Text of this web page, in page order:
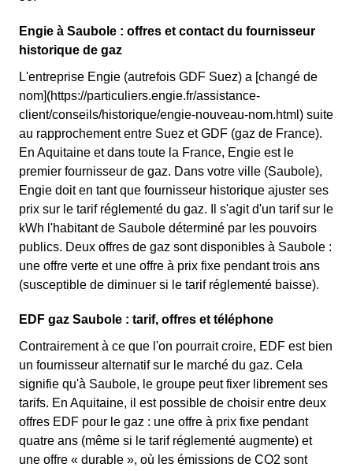
Engie à Saubole : offres et contact du fournisseur
historique de gaz
L'entreprise Engie (autrefois GDF Suez) a [changé de
nom](https://particuliers.engie.fr/assistance-
client/conseils/historique/engie-nouveau-nom.html) suite
au rapprochement entre Suez et GDF (gaz de France).
En Aquitaine et dans toute la France, Engie est le
premier fournisseur de gaz. Dans votre ville (Saubole),
Engie doit en tant que fournisseur historique ajuster ses
prix sur le tarif réglementé du gaz. Il s'agit d'un tarif sur le
kWh l'habitant de Saubole déterminé par les pouvoirs
publics. Deux offres de gaz sont disponibles à Saubole :
une offre verte et une offre à prix fixe pendant trois ans
(susceptible de diminuer si le tarif réglementé baisse).
EDF gaz Saubole : tarif, offres et téléphone
Contrairement à ce que l'on pourrait croire, EDF est bien
un fournisseur alternatif sur le marché du gaz. Cela
signifie qu'à Saubole, le groupe peut fixer librement ses
tarifs. En Aquitaine, il est possible de choisir entre deux
offres EDF pour le gaz : une offre à prix fixe pendant
quatre ans (même si le tarif réglementé augmente) et
une offre « durable », où les émissions de CO2 sont